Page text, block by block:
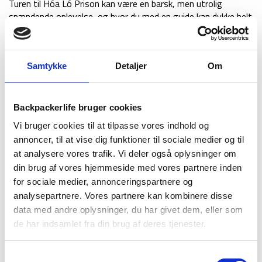
Samtykke Detaljer Om
Backpackerlife bruger cookies
Vi bruger cookies til at tilpasse vores indhold og
annoncer, til at vise dig funktioner til sociale medier og til
at analysere vores trafik. Vi deler også oplysninger om
din brug af vores hjemmeside med vores partnere inden
for sociale medier, annonceringspartnere og
analysepartnere. Vores partnere kan kombinere disse
data med andre oplysninger, du har givet dem, eller som
de har indsamlet fra din brug af deres tjenester.
Turen til Hóa Ló Prison kan være en barsk, men utrolig
spændende oplevelse, og hvor du med en guide kan dykke helt
ned i gamle historier og få mest muligt ud af besøget.
Vandretur i Sapa
Hvis du er i det nordlige Vietnam og ønsker at begå dig på en
vandretur, så kan en tur til Sapa være lige noget for dig. I
minoritetslandsbyer, overnatte i bjerge, samtidig med, at du
langs rejsen oplever smukke landskaber og møder gæstfrie
lokale.
Temple of literature (Văn Miêu)
Ønsker du at besøge smukke templer, så har du også
mulighed for at besøge Litteraturens Tempel, hvor du på
sightseeing kan opleve Vietnamesisk arkitektur som blev
bygget af kinesiske Confucius elever, og mere end 1000 år
gammelt.